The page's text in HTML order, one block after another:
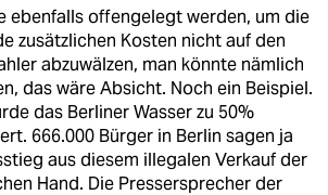
ebenfalls offengelegt werden, um die
zusätzlichen Kosten nicht auf den
abzuwälzen, man könnte nämlich
das wäre Absicht. Noch ein Beispiel.
das Berliner Wasser zu 50%
666.000 Bürger in Berlin sagen ja
aus diesem illegalen Verkauf der
Hand. Die Pressersprecher der